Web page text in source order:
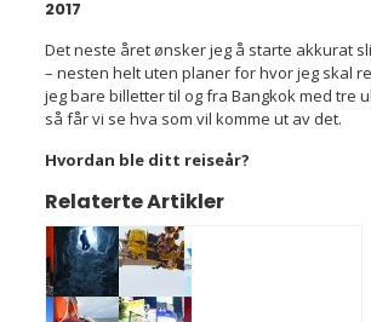
2017
Det neste året ønsker jeg å starte akkurat
– nesten helt uten planer for hvor jeg skal
jeg bare billetter til og fra Bangkok med tre
så får vi se hva som vil komme ut av det.
Hvordan ble ditt reiseår?
Relaterte Artikler